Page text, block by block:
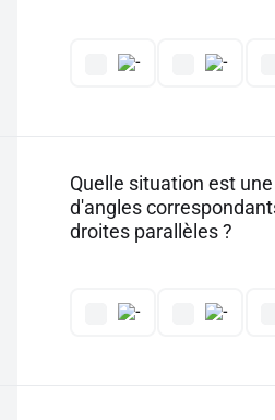
Quelle situation est
d'angles
droites parallèles ?